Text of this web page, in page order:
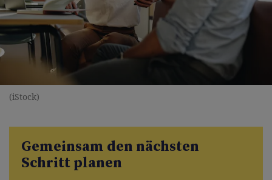
(iStock)
Gemeinsam den nächsten
Schritt planen